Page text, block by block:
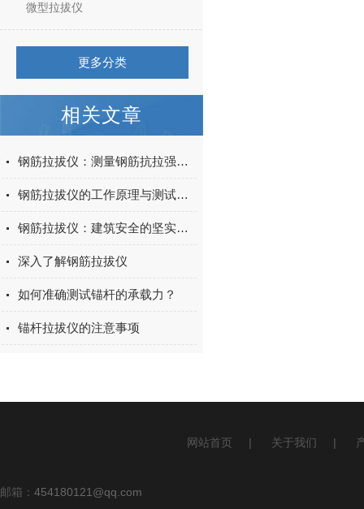
微型拉拔仪
更多分类
相关文章
钢筋拉拔仪：测量钢筋抗拉强度的关键工具
钢筋拉拔仪的工作原理与测试方法
钢筋拉拔仪：建筑安全的坚实守护者
深入了解钢筋拉拔仪
如何准确测试锚杆的承载力？
锚杆拉拔仪的注意事项
网站首页 | 关于我们 |
邮箱： 454180121@qq.com